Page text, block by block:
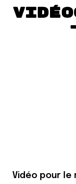
Vidéo pour le